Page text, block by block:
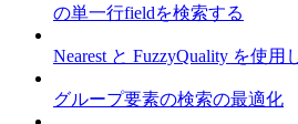
の単一行fieldを検索する
Nearest と FuzzyQuality を使用
グループ要素の検索の最適化